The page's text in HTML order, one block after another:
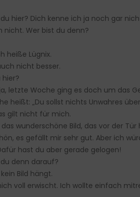
hier? Dich kenne ich ja noch gar
nicht. Wer bist du denn?
heiße Lügnix.
nicht besser.
letzte Woche ging es doch um das
heißt: „Du sollst nichts Unwahres
gilt nicht für mich.
wunderschöne Bild, das vor der
es gefällt mir sehr gut. Aber ich
hast du aber gerade gelogen!
denn darauf?
Bild hängt.
voll erwischt. Ich wollte einfach